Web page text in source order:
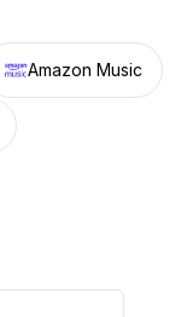
Amazon Music
on other platforms